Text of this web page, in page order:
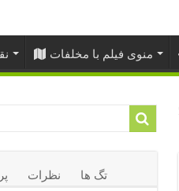
منوی فیلم با مخلفات
نظرات تگ ها